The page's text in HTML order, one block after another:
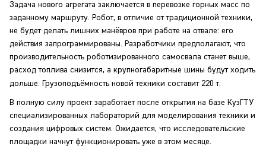
Задача нового агрегата заключается в перевозке горных масс по
заданному маршруту. Робот, в отличие от традиционной техники,
не будет делать лишних манёвров при работе на отвале: его
действия запрограммированы. Разработчики предполагают, что
производительность роботизированного самосвала станет выше,
расход топлива снизится, а крупногабаритные шины будут ходить
дольше. Грузоподъёмность новой техники составит 220 т.
В полную силу проект заработает после открытия на базе КузГТУ
специализированных лабораторий для моделирования техники и
создания цифровых систем. Ожидается, что исследовательские
площадки начнут функционировать уже в этом месяце.